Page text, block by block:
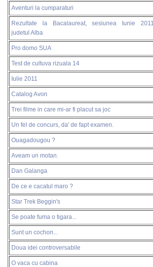
Aventuri la cumparaturi
Rezultate la Bacalaureat, sesiunea Iunie 2011,
judetul Alba
Pro domo SUA
Test de cultuva rizuala 14
Iulie 2011
Catalog Avon
Trei filme in care mi-ar fi placut sa joc
Un fel de concurs, da' de fapt examen.
Ouagadougou ?
Aveam un motan.
Dan Galanga
De ce e cacatul maro ?
Star Trek Beggin's
Se poate fuma o tigara...
Sunt un cochon...
Doua idei controversabile
O vaca cu cabina